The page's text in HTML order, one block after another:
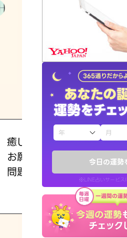
今日の運勢
※LINE占いサービス
占いの流れ
おすすめの占い師
よくある質問
えもじの子（占）
お知らせ
癒し系でおしゃべりしたく
お願いしてます(笑)
問題解決もピカイチ！